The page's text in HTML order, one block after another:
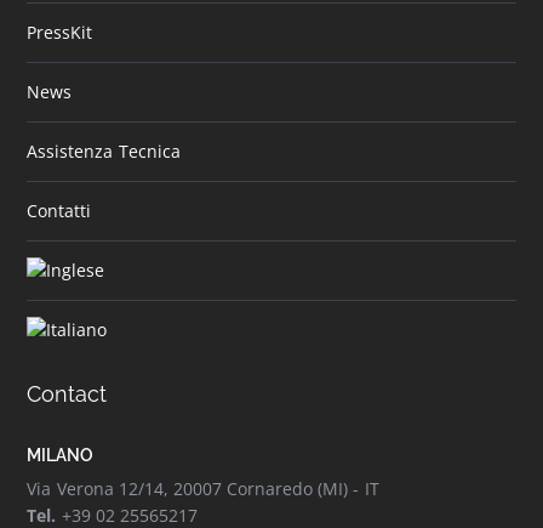
PressKit
News
Assistenza Tecnica
Contatti
Contact
MILANO
Via Verona 12/14, 20007 Cornaredo (MI) - IT
Tel. +39 02 25565217